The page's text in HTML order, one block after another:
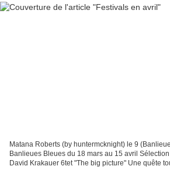
Matana Roberts (by huntermcknight) le 9
Banlieues Bleues du 18 mars au 15 avril
David Krakauer 6tet "The big picture" Une quête